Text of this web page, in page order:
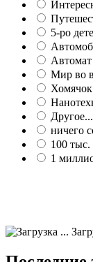
5-ро
Мир во
Хомячок
Другое...
ничего
100 тыс.
1